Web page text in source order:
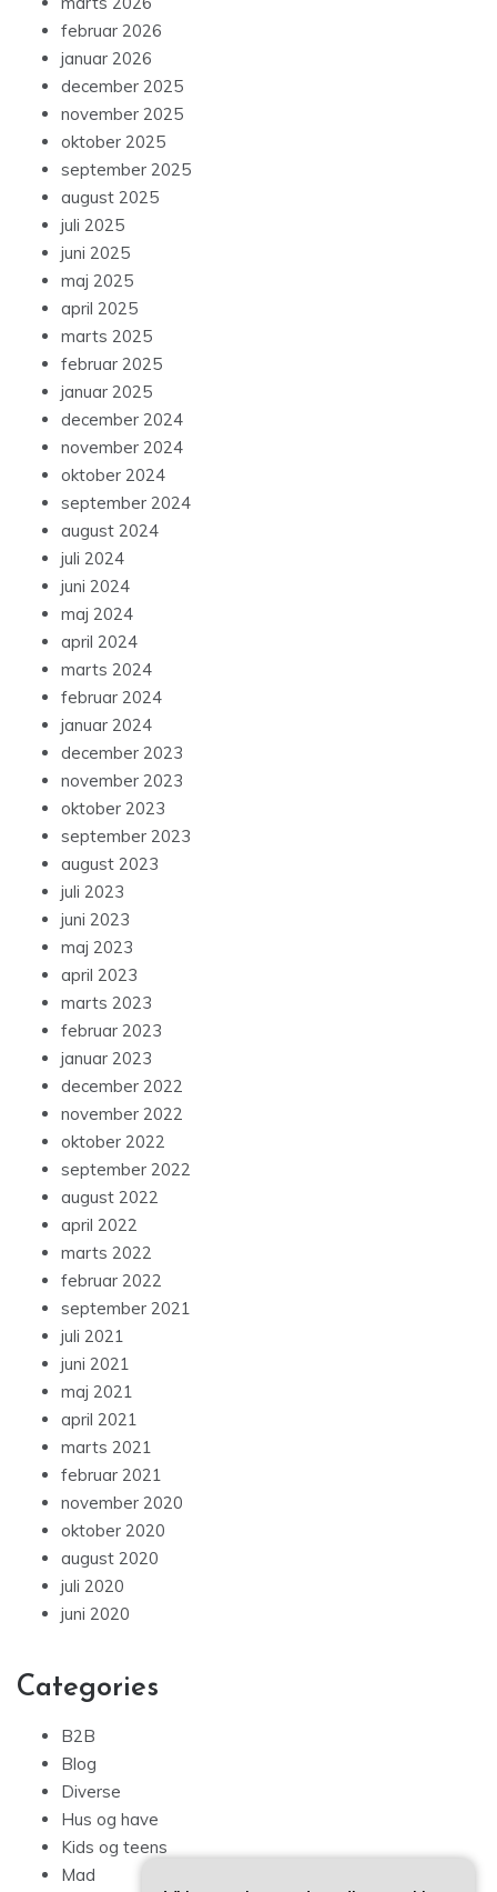
januar 2026
december 2025
november 2025
oktober 2025
september 2025
august 2025
juli 2025
juni 2025
maj 2025
april 2025
marts 2025
februar 2025
januar 2025
december 2024
november 2024
oktober 2024
september 2024
august 2024
juli 2024
juni 2024
maj 2024
april 2024
marts 2024
februar 2024
januar 2024
december 2023
november 2023
oktober 2023
september 2023
august 2023
juli 2023
juni 2023
maj 2023
april 2023
marts 2023
februar 2023
januar 2023
december 2022
november 2022
oktober 2022
september 2022
august 2022
april 2022
marts 2022
februar 2022
september 2021
juli 2021
juni 2021
maj 2021
april 2021
marts 2021
februar 2021
november 2020
oktober 2020
august 2020
juli 2020
juni 2020
B2B
Diverse
Hus og have
Kids og teens
Mad
Sport og hobby
Tech